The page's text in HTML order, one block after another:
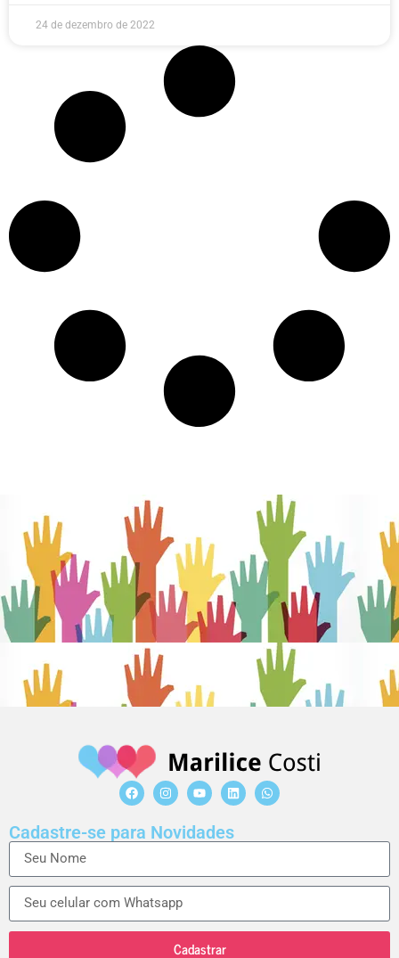
24 de dezembro de 2022
Cadastre-se para Novidades
Cadastrar